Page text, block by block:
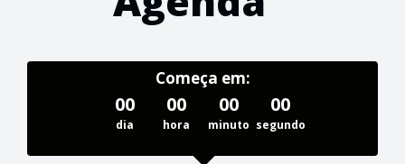
Começa em:
00
dia
00
hora
00
minuto
00
segundo